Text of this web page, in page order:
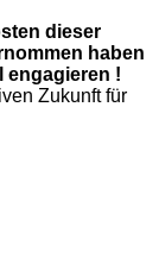
dieser
haben
engagieren !
Zukunft für